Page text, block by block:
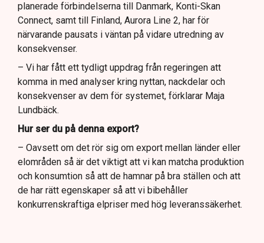
planerade förbindelserna till Danmark, Konti-Skan
Connect, samt till Finland, Aurora Line 2, har för
närvarande pausats i väntan på vidare utredning av
konsekvenser.
– Vi har fått ett tydligt uppdrag från regeringen att
komma in med analyser kring nyttan, nackdelar och
konsekvenser av dem för systemet, förklarar Maja
Lundbäck.
Hur ser du på denna export?
– Oavsett om det rör sig om export mellan länder eller
elområden så är det viktigt att vi kan matcha produktion
och konsumtion så att de hamnar på bra ställen och att
de har rätt egenskaper så att vi bibehåller
konkurrenskraftiga elpriser med hög leveranssäkerhet.